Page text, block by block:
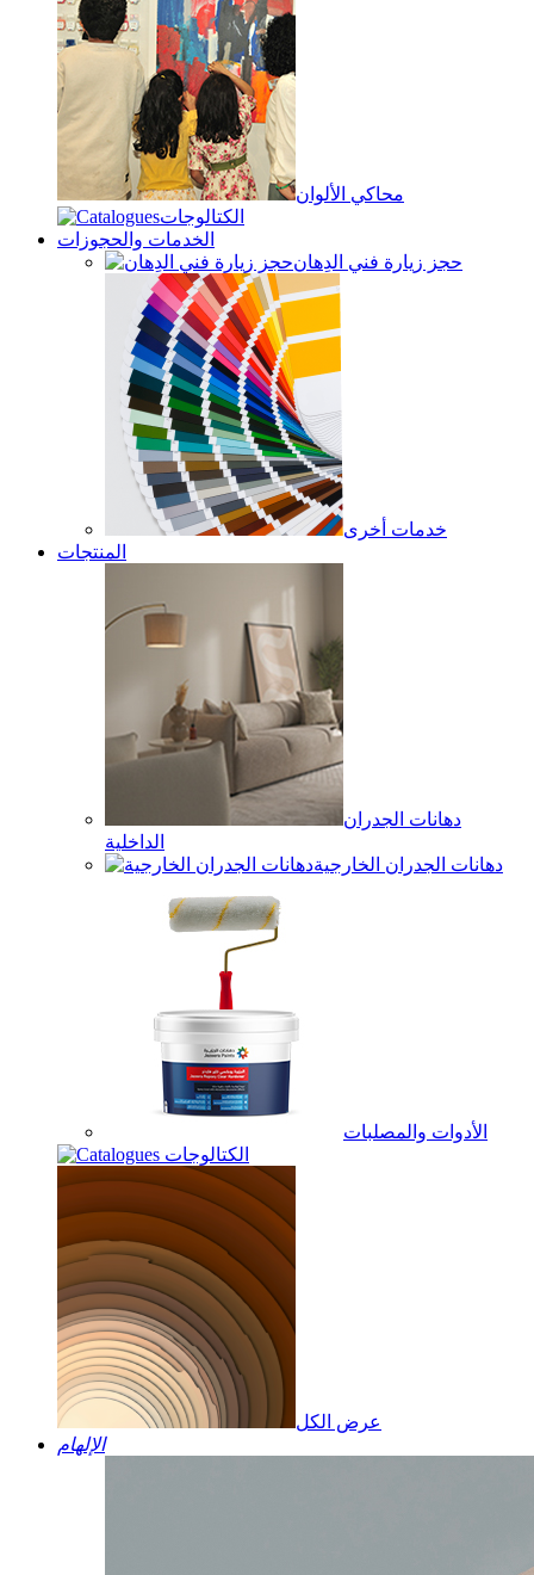
محاكي الألوان
الكتالوجات
الخدمات والحجوزات
حجز زيارة فني الدِهان
خدمات أخرى
المنتجات
دهانات الجدران
الداخلية
دهانات الجدران الخارجية
الأدوات والمصلبات
الكتالوجات
عرض الكل
الإلهام